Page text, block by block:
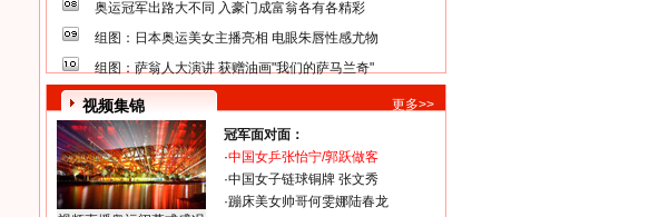
奥运冠军出路大不同 入豪门成富翁各有各精彩
组图：日本奥运美女主播亮相 电眼朱唇性感尤物
组图：萨翁人大演讲 获赠油画"我们的萨马兰奇"
视频集锦 更多>>
冠军面对面：
·中国女乒张怡宁/郭跃做客
·中国女子链球铜牌 张文秀
·蹦床美女帅哥何雯娜陆春龙